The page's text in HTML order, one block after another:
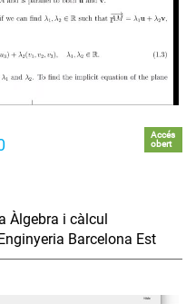
Accés
obert
Àlgebra i càlcul
Barcelona Est